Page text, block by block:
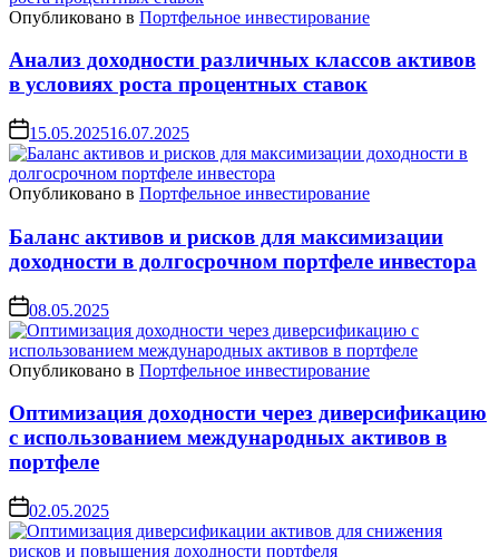
Опубликовано в Портфельное инвестирование
Анализ доходности различных классов активов
в условиях роста процентных ставок
15.05.202516.07.2025
Опубликовано в Портфельное инвестирование
Баланс активов и рисков для максимизации
доходности в долгосрочном портфеле инвестора
08.05.2025
Опубликовано в Портфельное инвестирование
Оптимизация доходности через диверсификацию
с использованием международных активов в
портфеле
02.05.2025